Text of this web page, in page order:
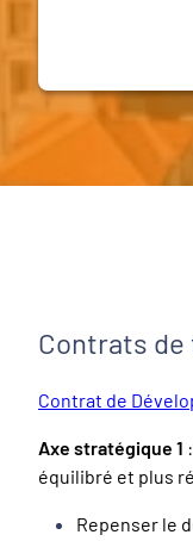
Contrats
Contrat de
Axe stratégique 1
équilibré et plus
Repenser le